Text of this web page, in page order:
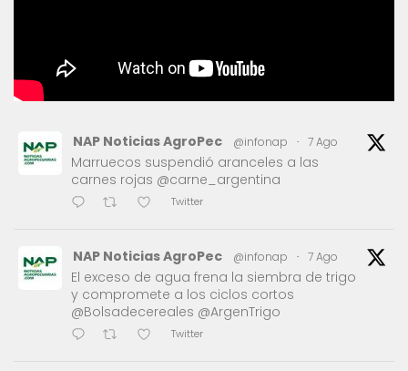
NAP Noticias AgroPec @infonap · 7 Ago
Marruecos suspendió aranceles a las
carnes rojas @carne_argentina
Twitter
NAP Noticias AgroPec @infonap · 7 Ago
El exceso de agua frena la siembra de trigo
y compromete a los ciclos cortos
@Bolsadecereales @ArgenTrigo
Twitter